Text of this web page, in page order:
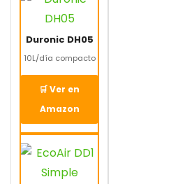
Duronic DH05
10L/día compacto
🛒 Ver en
Amazon